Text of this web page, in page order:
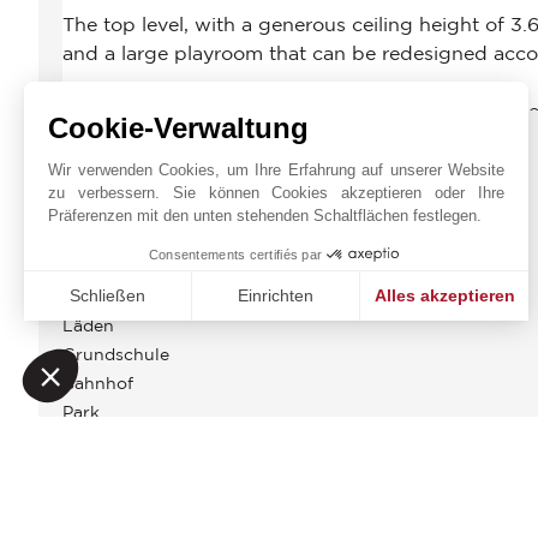
ENERGIEDIAGNOSE
Metro
Läden
Grundschule
Bahnhof
Park
Cookie-Verwaltung
Wir verwenden Cookies, um Ihre Erfahrung auf unserer Website
zu verbessern. Sie können Cookies akzeptieren oder Ihre
Präferenzen mit den unten stehenden Schaltflächen festlegen.
Consentements certifiés par
Schließen Einrichten Alles akzeptieren
Axeptio consent
Einwilligungsmanagementplattform: Passen Sie Ihre
Unsere Plattform ermöglicht es Ihnen, Ihre